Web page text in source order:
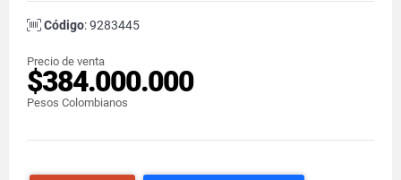
Código: 9283445
Precio de venta
$384.000.000
Pesos Colombianos